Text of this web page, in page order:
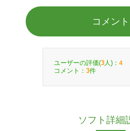
コメント
ユーザーの評価(3 人)： 4
コメント： 3件
ソフト詳細